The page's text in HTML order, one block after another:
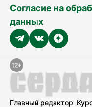
Согласие на
данных
Главный редактор: